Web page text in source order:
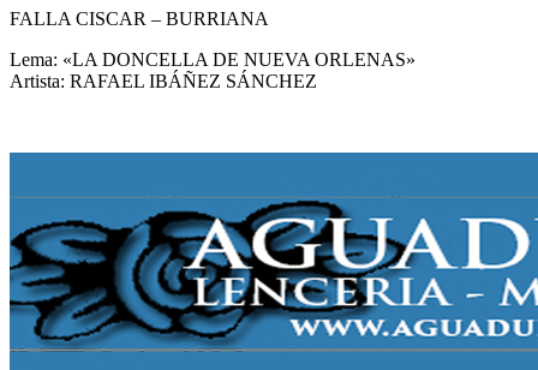
FALLA CISCAR – BURRIANA
Lema: «LA DONCELLA DE NUEVA ORLENAS»
Artista: RAFAEL IBÁÑEZ SÁNCHEZ